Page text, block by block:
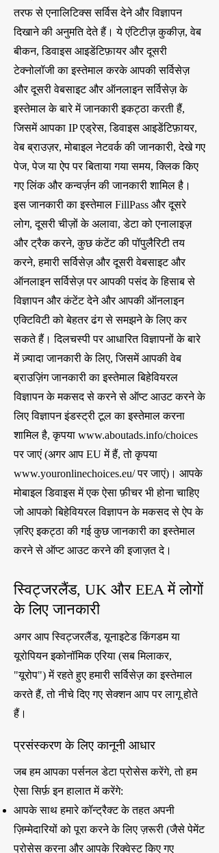
तरफ से एनालिटिक्स सर्विस देने और विज्ञापन
दिखाने की अनुमति देते हैं। ये एंटिटीज़ कुकीज़, वेब
बीकन, डिवाइस आइडेंटिफ़ायर और दूसरी
टेक्नोलॉजी का इस्तेमाल करके आपकी सर्विसेज़
और दूसरी वेबसाइट और ऑनलाइन सर्विसेज़ के
इस्तेमाल के बारे में जानकारी इकट्ठा करती हैं,
जिसमें आपका IP एड्रेस, डिवाइस आइडेंटिफ़ायर,
वेब ब्राउज़र, मोबाइल नेटवर्क की जानकारी, देखे गए
पेज, पेज या ऐप पर बिताया गया समय, क्लिक किए
गए लिंक और कन्वर्ज़न की जानकारी शामिल है।
इस जानकारी का इस्तेमाल FillPass और दूसरे
लोग, दूसरी चीज़ों के अलावा, डेटा को एनालाइज़
और ट्रैक करने, कुछ कंटेंट की पॉपुलैरिटी तय
करने, हमारी सर्विसेज़ और दूसरी वेबसाइट और
ऑनलाइन सर्विसेज़ पर आपकी पसंद के हिसाब से
विज्ञापन और कंटेंट देने और आपकी ऑनलाइन
एक्टिविटी को बेहतर ढंग से समझने के लिए कर
सकते हैं। दिलचस्पी पर आधारित विज्ञापनों के बारे
में ज़्यादा जानकारी के लिए, जिसमें आपकी वेब
ब्राउज़िंग जानकारी का इस्तेमाल बिहेवियरल
विज्ञापन के मकसद से करने से ऑप्ट आउट करने के
लिए विज्ञापन इंडस्ट्री टूल का इस्तेमाल करना
शामिल है, कृपया www.aboutads.info/choices
पर जाएं (अगर आप EU में हैं, तो कृपया
www.youronlinechoices.eu/पर जाएं)। आपके
मोबाइल डिवाइस में एक ऐसा फ़ीचर भी होना चाहिए
जो आपको बिहेवियरल विज्ञापन के मकसद से ऐप के
ज़रिए इकट्ठा की गई कुछ जानकारी का इस्तेमाल
करने से ऑप्ट आउट करने की इजाज़त दे।
स्विट्जरलैंड, UK और EEA में लोगों
के लिए जानकारी
अगर आप स्विट्जरलैंड, यूनाइटेड किंगडम या
यूरोपियन इकोनॉमिक एरिया (सब मिलाकर,
"यूरोप") में रहते हुए हमारी सर्विसेज़ का इस्तेमाल
करते हैं, तो नीचे दिए गए सेक्शन आप पर लागू होते
हैं।
प्रसंस्करण के लिए कानूनी आधार
जब हम आपका पर्सनल डेटा प्रोसेस करेंगे, तो हम
ऐसा सिर्फ़ इन हालात में करेंगे:
आपके साथ हमारे कॉन्ट्रैक्ट के तहत अपनी
ज़िम्मेदारियों को पूरा करने के लिए ज़रूरी (जैसे पेमेंट
प्रोसेस करना और आपके रिक्वेस्ट किए गए